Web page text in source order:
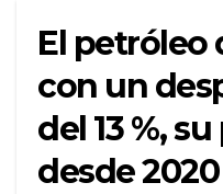
El petróleo
con un
del 13 %,
desde 2020